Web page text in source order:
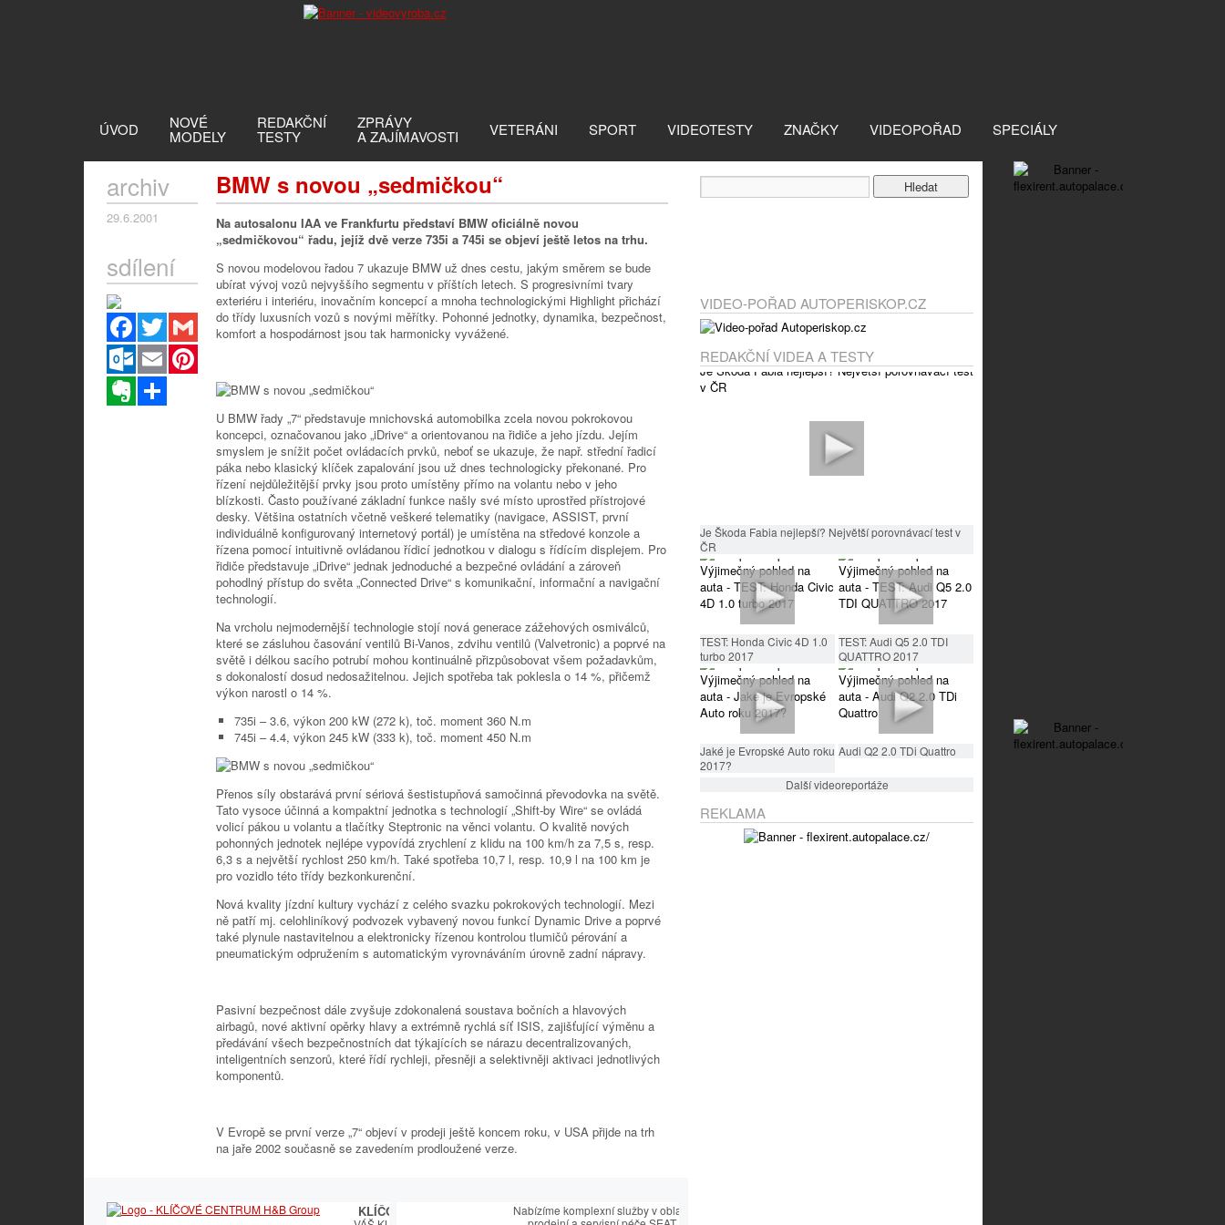
ÚVOD NOVÉ
MODELY
REDAKČNÍ
TESTY
ZPRÁVY
A ZAJÍMAVOSTI VETERÁNI SPORT VIDEOTESTY ZNAČKY VIDEOPOŘAD SPECIÁLY
BMW s novou „sedmičkou“
archiv
29.6.2001
sdílení
Facebook
Twitter
Gmail
Outlook.com
Email
Evernote
Na autosalonu IAA ve Frankfurtu představí BMW oficiálně novou
„sedmičkovou“ řadu, jejíž dvě verze 735i a 745i se objeví ještě letos na trhu.
S novou modelovou řadou 7 ukazuje BMW už dnes cestu, jakým směrem se bude
ubírat vývoj vozů nejvyššího segmentu v příštích letech. S progresivními tvary
exteriéru i interiéru, inovačním koncepcí a mnoha technologickými Highlight přichází
do třídy luxusních vozů s novými měřítky. Pohonné jednotky, dynamika, bezpečnost,
komfort a hospodárnost jsou tak harmonicky vyvážené.
U BMW řady „7“ představuje mnichovská automobilka zcela novou pokrokovou
koncepci, označovanou jako „iDrive“ a orientovanou na řidiče a jeho jízdu. Jejím
smyslem je snížit počet ovládacích prvků, neboť se ukazuje, že např. střední řadicí
páka nebo klasický klíček zapalování jsou už dnes technologicky překonané. Pro
řízení nejdůležitější prvky jsou proto umístěny přímo na volantu nebo v jeho
blízkosti. Často používané základní funkce našly své místo uprostřed přístrojové
desky. Většina ostatních včetně veškeré telematiky (navigace, ASSIST, první
individuálně konfigurovaný internetový portál) je umístěna na středové konzole a
řízena pomocí intuitivně ovládanou řídicí jednotkou v dialogu s řídícím displejem. Pro
řidiče představuje „iDrive“ jednak jednoduché a bezpečné ovládání a zároveň
pohodlný přístup do světa „Connected Drive“ s komunikační, informační a navigační
technologií.
Na vrcholu nejmodernější technologie stojí nová generace zážehových osmiválců,
které se zásluhou časování ventilů Bi-Vanos, zdvihu ventilů (Valvetronic) a poprvé na
světě i délkou sacího potrubí mohou kontinuálně přizpůsobovat všem požadavkům,
s dokonalostí dosud nedosažitelnou. Jejich spotřeba tak poklesla o 14 %, přičemž
výkon narostl o 14 %.
735i – 3.6, výkon 200 kW (272 k), toč. moment 360 N.m
745i – 4.4, výkon 245 kW (333 k), toč. moment 450 N.m
Přenos síly obstarává první sériová šestistupňová samočinná převodovka na světě.
Tato vysoce účinná a kompaktní jednotka s technologií „Shift-by Wire“ se ovládá
volicí pákou u volantu a tlačítky Steptronic na věnci volantu. O kvalitě nových
pohonných jednotek nejlépe vypovídá zrychlení z klidu na 100 km/h za 7,5 s, resp.
6,3 s a největší rychlost 250 km/h. Také spotřeba 10,7 l, resp. 10,9 l na 100 km je
pro vozidlo této třídy bezkonkurenční.
Nová kvality jízdní kultury vychází z celého svazku pokrokových technologií. Mezi
ně patří mj. celohliníkový podvozek vybavený novou funkcí Dynamic Drive a poprvé
také plynule nastavitelnou a elektronicky řízenou kontrolou tlumičů pérování a
pneumatickým odpružením s automatickým vyrovnáváním úrovně zadní nápravy.
Pasivní bezpečnost dále zvyšuje zdokonalená soustava bočních a hlavových
airbagů, nové aktivní opěrky hlavy a extrémně rychlá síť ISIS, zajišťující výměnu a
předávání všech bezpečnostních dat týkajících se nárazu decentralizovaných,
inteligentních senzorů, které řídí rychleji, přesněji a selektivněji aktivaci jednotlivých
komponentů.
V Evropě se první verze „7“ objeví v prodeji ještě koncem roku, v USA přijde na trh
na jaře 2002 současně se zavedením prodloužené verze.
KLÍČOVÉ CENTRUM
Nabízíme komplexní služby v oblasti
VIDEO-POŘAD AUTOPERISKOP.CZ
REDAKČNÍ VIDEA A TESTY
Je Škoda Fabia nejlepší? Největší porovnávací test v
ČR
TEST: Honda Civic 4D 1.0
turbo 2017
TEST: Audi Q5 2.0 TDI
QUATTRO 2017
Jaké je Evropské Auto roku
2017?
Audi Q2 2.0 TDi Quattro
Další videoreportáže
REKLAMA